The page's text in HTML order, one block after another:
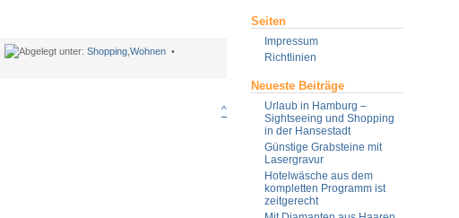
Seiten
Impressum
Richtlinien
Neueste Beiträge
Urlaub in Hamburg –
Sightseeing und Shopping
in der Hansestadt
Günstige Grabsteine mit
Lasergravur
Hotelwäsche aus dem
kompletten Programm ist
zeitgerecht
Shopping, Wohnen•
^